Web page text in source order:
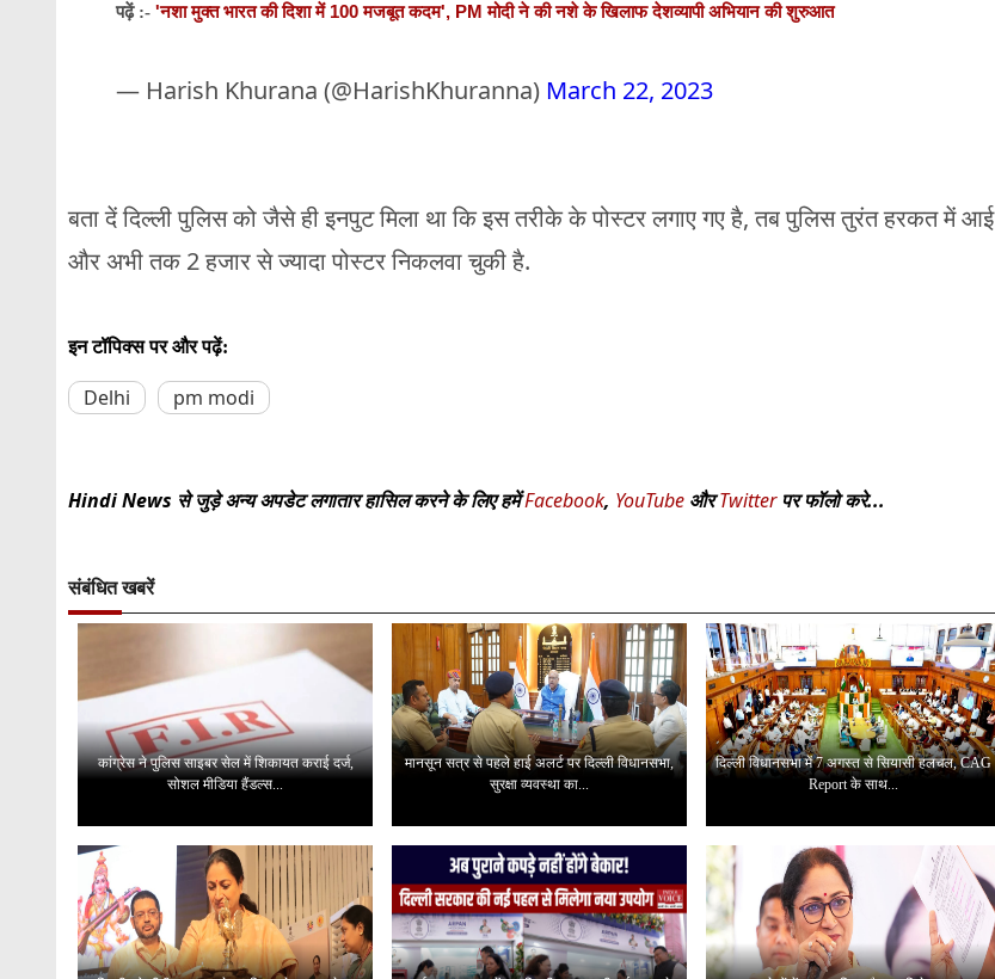
पढ़ें :- 'नशा मुक्त भारत की दिशा में 100 मजबूत कदम', PM मोदी ने की नशे के खिलाफ देशव्यापी अभियान की शुरुआत
— Harish Khurana (@HarishKhuranna) March 22, 2023
बता दें दिल्ली पुलिस को जैसे ही इनपुट मिला था कि इस तरीके के पोस्टर लगाए गए है, तब पुलिस तुरंत हरकत में आई
और अभी तक 2 हजार से ज्यादा पोस्टर निकलवा चुकी है.
इन टॉपिक्स पर और पढ़ें:
Delhi pm modi
Hindi News से जुड़े अन्य अपडेट लगातार हासिल करने के लिए हमेंFacebook, YouTube औरTwitterपर फॉलो करे...
संबंधित खबरें
कांग्रेस ने पुलिस साइबर सेल में शिकायत कराई दर्ज,
सोशल मीडिया हैंडल्स...
मानसून सत्र से पहले हाई अलर्ट पर दिल्ली विधानसभा,
सुरक्षा व्यवस्था का...
दिल्ली विधानसभा में 7 अगस्त से सियासी हलचल, CAG
Report के साथ...